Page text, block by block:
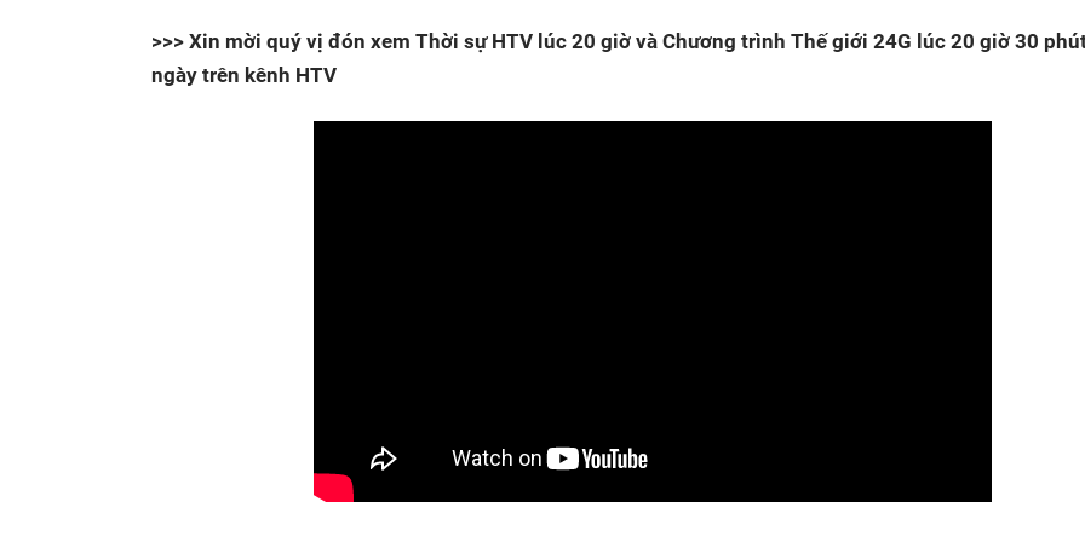
>>> Xin mời quý vị đón xem Thời sự HTV lúc 20 giờ và Chương trình Thế giới 24G lúc 20 giờ 30
ngày trên kênh HTV